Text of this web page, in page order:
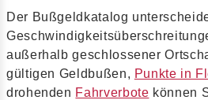
Der Bußgeldkatalog
außerhalb geschlossener
gültigen Geldbußen, Punkte in
drohenden Fahrverbote können